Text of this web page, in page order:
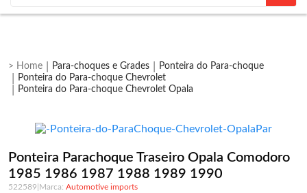
Para-choques e Grades
Ponteira do Para-choque
Ponteira do Para-choque Chevrolet
Ponteira do Para-choque Chevrolet Opala
Ponteira Parachoque Traseiro Opala Comodoro
1985 1986 1987 1988 1989 1990
522589
Automotive imports